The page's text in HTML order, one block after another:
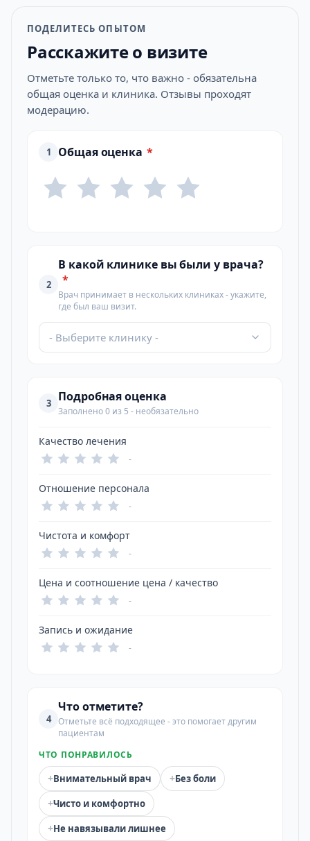
ПОДЕЛИТЕСЬ ОПЫТОМ
Расскажите о визите
Отметьте только то, что важно - обязательна
общая оценка и клиника. Отзывы проходят
модерацию.
1 Общая оценка *
2
В какой клинике вы были у врача?
*
Врач принимает в нескольких клиниках - укажите,
где был ваш визит.
- Выберите клинику -
3 Подробная оценка
Заполнено 0 из 5 - необязательно
Качество лечения
-
Отношение персонала
-
Чистота и комфорт
-
Цена и соотношение цена / качество
-
Запись и ожидание
-
4
Что отметите?
Отметьте всё подходящее - это помогает другим
пациентам
ЧТО ПОНРАВИЛОСЬ
+Внимательный врач +Без боли
+Чисто и комфортно
+Не навязывали лишнее